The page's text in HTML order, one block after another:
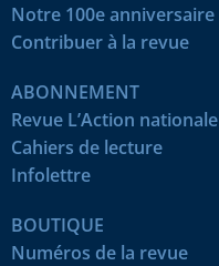
Notre 100e anniversaire
Contribuer à la revue
ABONNEMENT
Revue L’Action nationale
Cahiers de lecture
Infolettre
BOUTIQUE
Numéros de la revue